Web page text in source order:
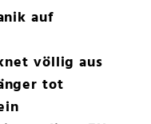
auf
völlig aus
tot